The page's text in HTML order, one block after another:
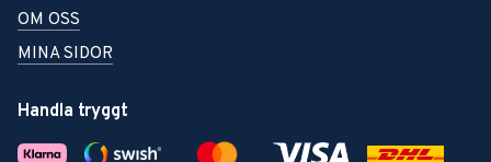
OM OSS
MINA SIDOR
Handla tryggt